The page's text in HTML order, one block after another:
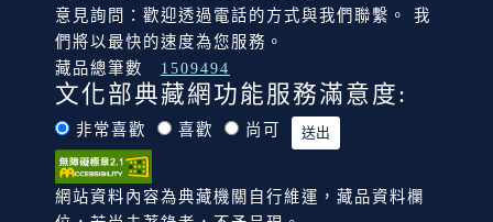
意見詢問：歡迎透過電話的方式與我們聯繫。 我
們將以最快的速度為您服務。
藏品總筆數
1509494
文化部典藏網功能服務滿意度:
非常喜歡 喜歡 尚可
網站資料內容為典藏機關自行維運，藏品資料欄